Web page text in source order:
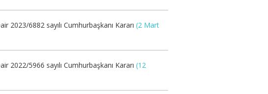
2023/6882 sayılı Cumhurbaşkanı Kararı (2 Mart
2022/5966 sayılı Cumhurbaşkanı Kararı (12